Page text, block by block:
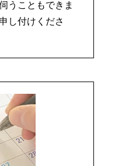
うこともできま
し付けくださ